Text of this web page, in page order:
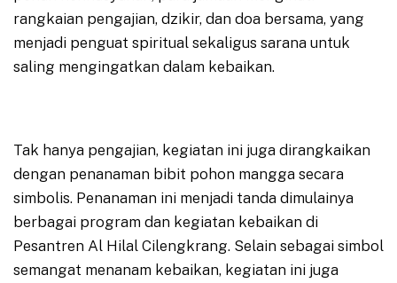
rangkaian pengajian, dzikir, dan doa bersama, yang
menjadi penguat spiritual sekaligus sarana untuk
saling mengingatkan dalam kebaikan.
Tak hanya pengajian, kegiatan ini juga dirangkaikan
dengan penanaman bibit pohon mangga secara
simbolis. Penanaman ini menjadi tanda dimulainya
berbagai program dan kegiatan kebaikan di
Pesantren Al Hilal Cilengkrang. Selain sebagai simbol
semangat menanam kebaikan, kegiatan ini juga